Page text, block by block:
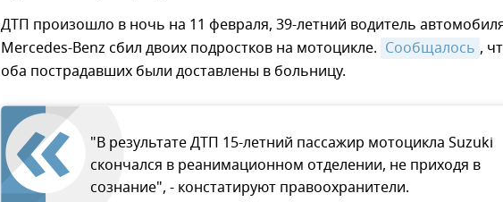
ДТП произошло в ночь на 11 февраля, 39-летний водитель
Mercedes-Benz сбил двоих подростков на мотоцикле. Сообщалось ,
оба пострадавших были доставлены в больницу.
"В результате ДТП 15-летний пассажир мотоцикла Suzuki
скончался в реанимационном отделении, не приходя в
сознание", - констатируют правоохранители.